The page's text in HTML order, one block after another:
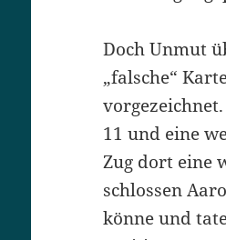
Doch Unmut
„falsche“
11 und eine
Zug dort eine
schlossen
könne und